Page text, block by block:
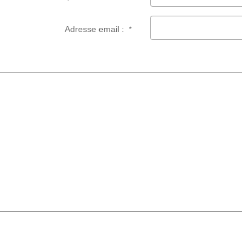
Adresse email :*